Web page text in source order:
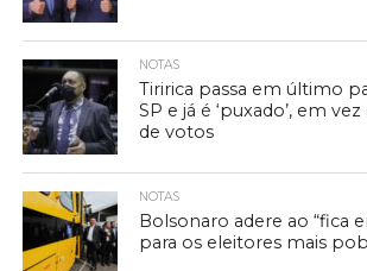
NOTAS
Tiririca passa em último
SP e já é ‘puxado’, em
de votos
NOTAS
Bolsonaro adere ao “fica
para os eleitores mais